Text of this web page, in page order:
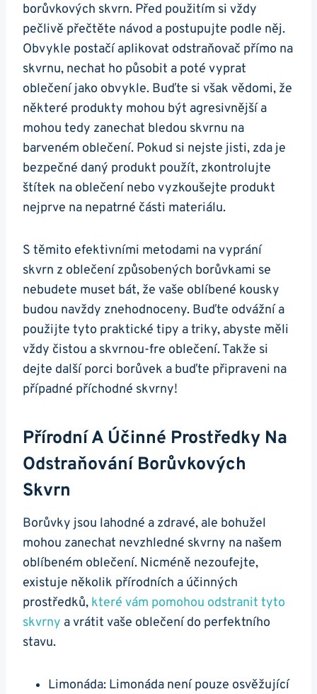
borůvkových skvrn. Před použitím si vždy
pečlivě přečtěte návod a postupujte podle něj.
Obvykle postačí aplikovat odstraňovač přímo na
skvrnu, nechat ho působit a poté vyprat
oblečení jako obvykle. Buďte si však vědomi, že
některé produkty mohou být agresivnější a
mohou tedy zanechat bledou skvrnu na
barveném oblečení. Pokud si nejste jisti, zda je
bezpečné daný produkt použít, zkontrolujte
štítek na oblečení nebo vyzkoušejte produkt
nejprve na nepatrné části materiálu.
S těmito efektivními metodami na vyprání
skvrn z oblečení způsobených borůvkami se
nebudete muset bát, že vaše oblíbené kousky
budou navždy znehodnoceny. Buďte odvážní a
použijte tyto praktické tipy a triky, abyste měli
vždy čistou a skvrnou-fre oblečení. Takže si
dejte další porci borůvek a buďte připraveni na
případné příchodné skvrny!
Přírodní A Účinné Prostředky Na
Odstraňování Borůvkových
Skvrn
Borůvky jsou lahodné a zdravé, ale bohužel
mohou zanechat nevzhledné skvrny na našem
oblíbeném oblečení. Nicméně nezoufejte,
existuje několik přírodních a účinných
prostředků, které vám pomohou odstranit tyto
skvrny a vrátit vaše oblečení do perfektního
stavu.
Limonáda: Limonáda není pouze osvěžující